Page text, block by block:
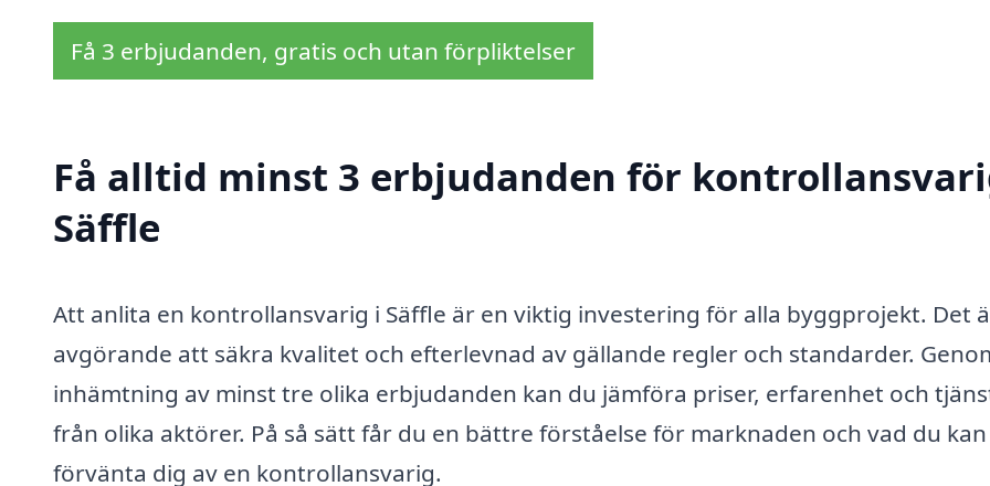
Få 3 erbjudanden, gratis och utan förpliktelser
Få alltid minst 3 erbjudanden för
Säffle
Att anlita en kontrollansvarig i Säffle är en viktig investering för alla byggprojekt. Det
avgörande att säkra kvalitet och efterlevnad av gällande regler och standarder.
inhämtning av minst tre olika erbjudanden kan du jämföra priser, erfarenhet och
från olika aktörer. På så sätt får du en bättre förståelse för marknaden och vad du kan
förvänta dig av en kontrollansvarig.